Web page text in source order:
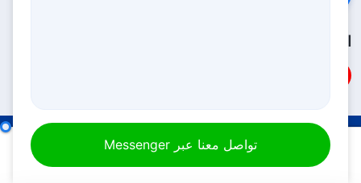
شروط الاستخدام الخصوصية
سياسة ملفات تعريف الارتباط
تواصل معنا عبر Messenger
الملحق الرابع: تلخيص خُلُق أضداد المسيح وجوهر شخصيَّتهم (الجزء الأول)